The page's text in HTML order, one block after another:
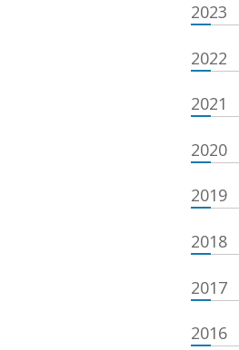
2023
2022
2021
2020
2019
2018
2017
2016